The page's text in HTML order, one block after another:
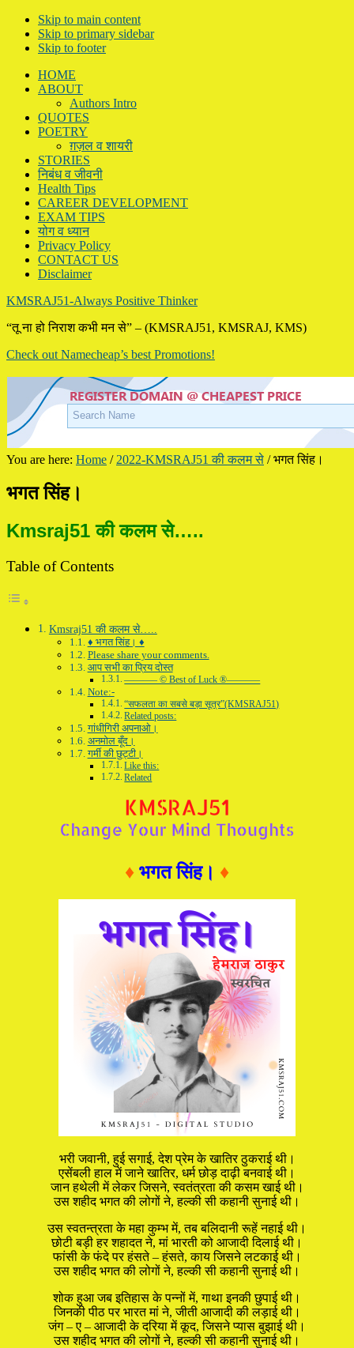
Skip to main content
Skip to primary sidebar
Skip to footer
HOME
ABOUT
Authors Intro
QUOTES
POETRY
ग़ज़ल व शायरी
STORIES
निबंध व जीवनी
Health Tips
CAREER DEVELOPMENT
EXAM TIPS
योग व ध्यान
Privacy Policy
CONTACT US
Disclaimer
KMSRAJ51-Always Positive Thinker
“तू ना हो निराश कभी मन से” – (KMSRAJ51, KMSRAJ, KMS)
Check out Namecheap’s best Promotions!
You are here: Home / 2022-KMSRAJ51 की कलम से /भगत सिंह।
भगत सिंह।
Kmsraj51 की कलम से…..
Table of Contents
Kmsraj51 की कलम से…..
♦ भगत सिंह। ♦
Please share your comments.
आप सभी का प्रिय दोस्त
———– © Best of Luck ®———–
Note:-
“सफलता का सबसे बड़ा सूत्र”(KMSRAJ51)
Related posts:
गांधीगिरी अपनाओ।
अनमोल बूँद।
गर्मी की छुट्टी।
Like this:
Related
♦ भगत सिंह। ♦
भरी जवानी, हुई सगाई, देश प्रेम के खातिर ठुकराई थी।
एसेंबली हाल में जाने खातिर, धर्म छोड़ दाढ़ी बनवाई थी।
जान हथेली में लेकर जिसने, स्वतंत्रता की कसम खाई थी।
उस शहीद भगत की लोगों ने, हल्की सी कहानी सुनाई थी।
उस स्वतन्त्रता के महा कुम्भ में, तब बलिदानी रूहें नहाई थी।
छोटी बड़ी हर शहादत ने, मां भारती को आजादी दिलाई थी।
फांसी के फंदे पर हंसते – हंसते, काय जिसने लटकाई थी।
उस शहीद भगत की लोगों ने, हल्की सी कहानी सुनाई थी।
शोक हुआ जब इतिहास के पन्नों में, गाथा इनकी छुपाई थी।
जिनकी पीठ पर भारत मां ने, जीती आजादी की लड़ाई थी।
जंग – ए – आजादी के दरिया में कूद, जिसने प्यास बुझाई थी।
उस शहीद भगत की लोगों ने, हल्की सी कहानी सुनाई थी।